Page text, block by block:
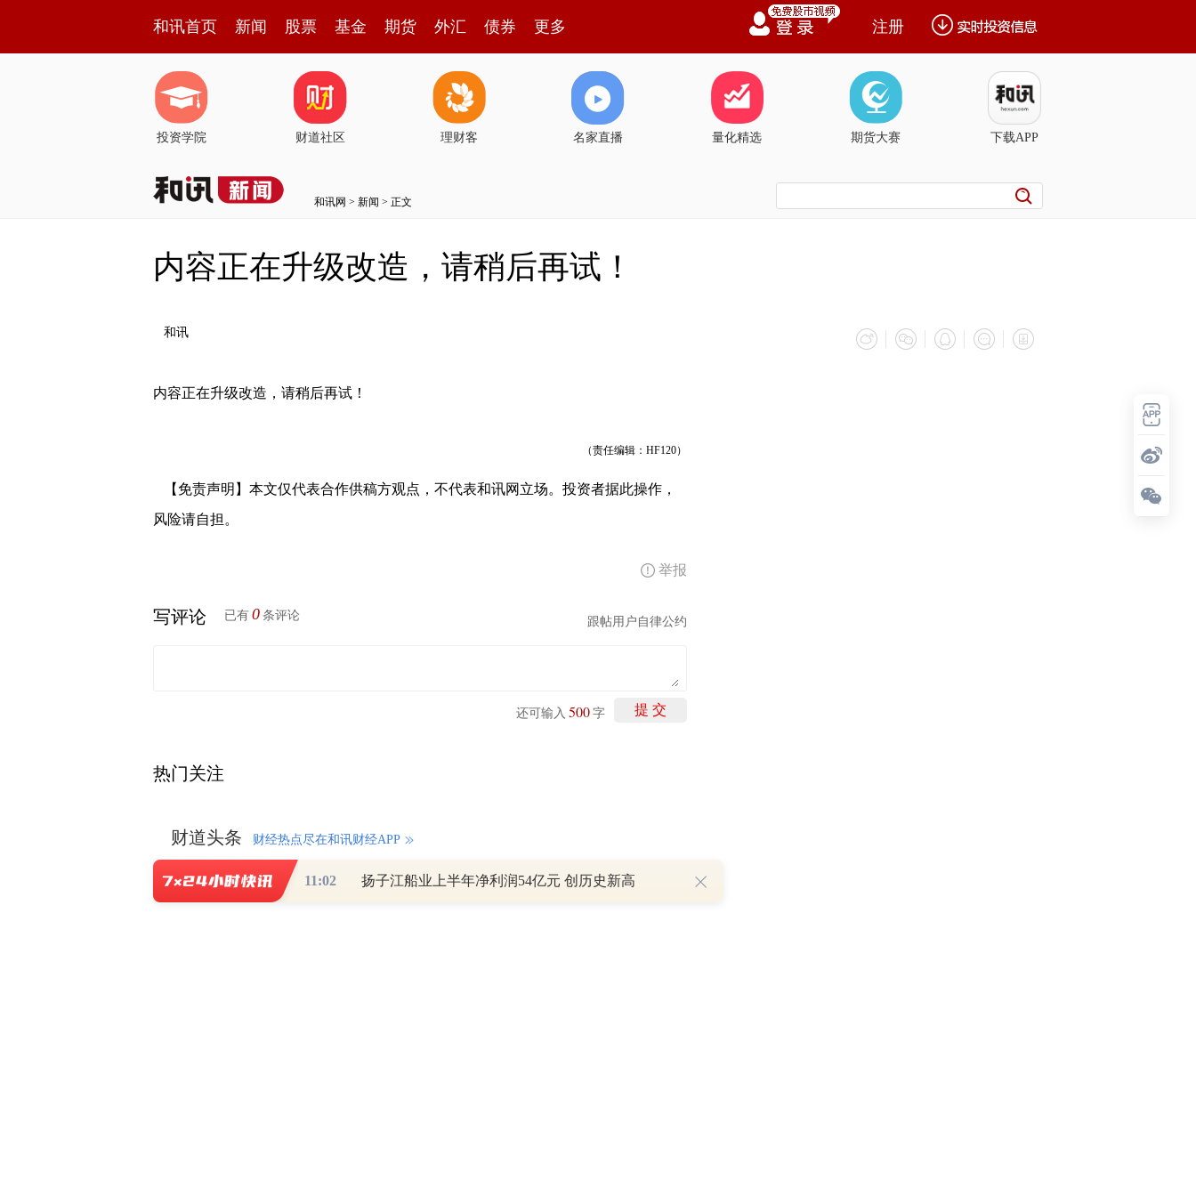
和讯首页 新闻 股票 基金 期货 外汇 债券 更多 注册
投资学院 财道社区 理财客 名家直播 量化精选 期货大赛 下载APP
和讯网 > 新闻 > 正文
内容正在升级改造，请稍后再试！
和讯
内容正在升级改造，请稍后再试！
（责任编辑：HF120）
【免责声明】本文仅代表合作供稿方观点，不代表和讯网立场。投资者据此操作，
风险请自担。
举报
写评论 已有 0 条评论 跟帖用户自律公约
提 交
还可输入 500 字
热门关注
财道头条 财经热点尽在和讯财经APP
11:02 扬子江船业上半年净利润54亿元 创历史新高